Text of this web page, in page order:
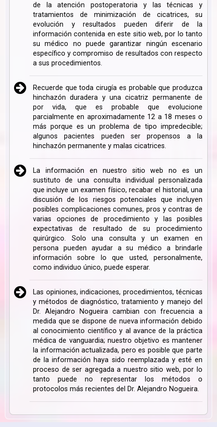
de la atención postoperatoria y las técnicas y
tratamientos de minimización de cicatrices, su
evolución y resultados pueden diferir de la
información contenida en este sitio web, por lo tanto
su médico no puede garantizar ningún escenario
específico y compromiso de resultados con respecto
a sus procedimientos.
Recuerde que toda cirugía es probable que produzca
hinchazón duradera y una cicatriz permanente de
por vida, que es probable que evolucione
parcialmente en aproximadamente 12 a 18 meses o
más porque es un problema de tipo impredecible;
algunos pacientes pueden ser propensos a la
hinchazón permanente y malas cicatrices.
La información en nuestro sitio web no es un
sustituto de una consulta individual personalizada
que incluye un examen físico, recabar el historial, una
discusión de los riesgos potenciales que incluyen
posibles complicaciones comunes, pros y contras de
varias opciones de procedimiento y las posibles
expectativas de resultado de su procedimiento
quirúrgico. Solo una consulta y un examen en
persona pueden ayudar a su médico a brindarle
información sobre lo que usted, personalmente,
como individuo único, puede esperar.
Las opiniones, indicaciones, procedimientos, técnicas
y métodos de diagnóstico, tratamiento y manejo del
Dr. Alejandro Nogueira cambian con frecuencia a
medida que se dispone de nueva información debido
al conocimiento científico y al avance de la práctica
médica de vanguardia; nuestro objetivo es mantener
la información actualizada, pero es posible que parte
de la información haya sido reemplazada y esté en
proceso de ser agregada a nuestro sitio web, por lo
tanto puede no representar los métodos o
protocolos más recientes del Dr. Alejandro Nogueira.